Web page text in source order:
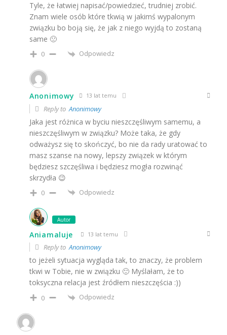
Tyle, że łatwiej napisać/powiedzieć, trudniej zrobić.
Znam wiele osób które tkwią w jakimś wypalonym
związku bo boją się, że jak z niego wyjdą to zostaną
same 🙁
0 Odpowiedz
Anonimowy 13 lat temu
Reply toAnonimowy
Jaka jest różnica w byciu nieszczęśliwym samemu, a
nieszczęśliwym w związku? Może taka, że gdy
odważysz się to skończyć, bo nie da rady uratować to
masz szanse na nowy, lepszy związek w którym
będziesz szczęśliwa i będziesz mogła rozwinąć
skrzydła 😉
0 Odpowiedz
Autor
Aniamaluje 13 lat temu
Reply toAnonimowy
to jeżeli sytuacja wygląda tak, to znaczy, że problem
tkwi w Tobie, nie w związku 🙂 Myślałam, że to
toksyczna relacja jest źródłem nieszczęścia :))
0 Odpowiedz